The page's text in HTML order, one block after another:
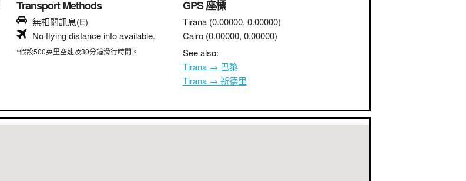
Transport Methods
無相關訊息(E)
No flying distance info available.
*假設500英里空速及30分鐘滑行時間。
GPS 座標
Tirana (0.00000, 0.00000)
Cairo (0.00000, 0.00000)
See also:
Tirana → 巴黎
Tirana → 新德里